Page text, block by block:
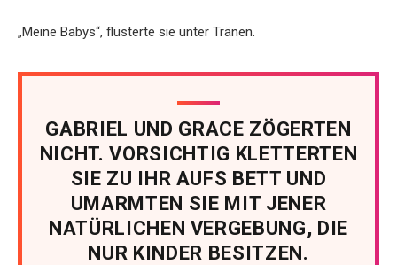
„Meine Babys“, flüsterte sie unter Tränen.
GABRIEL UND GRACE ZÖGERTEN
NICHT. VORSICHTIG KLETTERTEN
SIE ZU IHR AUFS BETT UND
UMARMTEN SIE MIT JENER
NATÜRLICHEN VERGEBUNG, DIE
NUR KINDER BESITZEN.